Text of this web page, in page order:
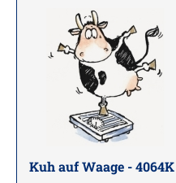
Kuh auf Waage - 4064K